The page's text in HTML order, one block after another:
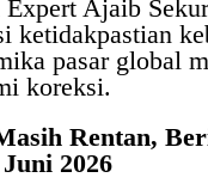
Ajaib
ketidakpastian
pasar global
koreksi.
Rentan,
2026